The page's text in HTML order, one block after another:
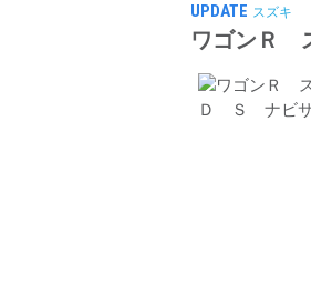
UPDATE スズキ
ワゴンＲ